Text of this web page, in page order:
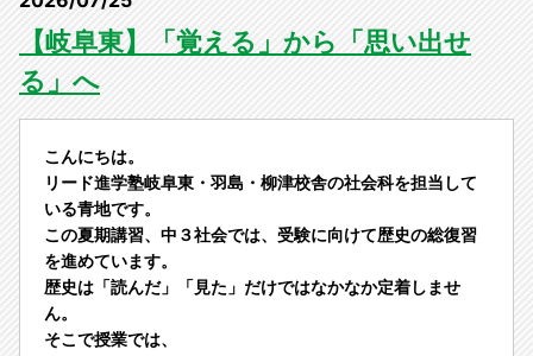
【岐阜東】「覚える」から「思い出せ
る」へ
こんにちは。
リード進学塾岐阜東・羽島・柳津校舎の社会科を担当して
いる青地です。
この夏期講習、中３社会では、受験に向けて歴史の総復習
を進めています。
歴史は「読んだ」「見た」だけではなかなか定着しませ
ん。
そこで授業では、